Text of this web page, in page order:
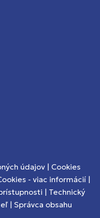
údajov | Cookies
- viac informácií |
| Technický
| Správca obsahu